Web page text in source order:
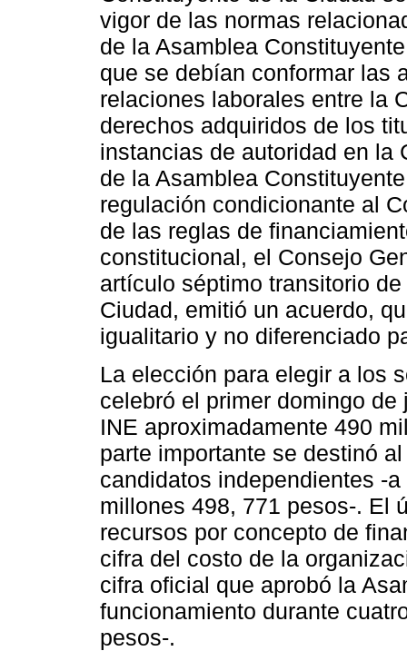
vigor de las normas
de la Asamblea
que se debían conformar las
relaciones laborales entre la
derechos adquiridos de los
instancias de autoridad en la
de la Asamblea
regulación condicionante al
de las reglas de
constitucional, el Consejo
artículo séptimo transitorio
Ciudad, emitió un acuerdo,
igualitario y no diferenciado
La elección para elegir a los
celebró el primer domingo
INE aproximadamente 490
parte importante se destinó
candidatos independientes -
millones 498, 771 pesos-. El
recursos por concepto de
cifra del costo de la
cifra oficial que aprobó la
funcionamiento durante
pesos-.